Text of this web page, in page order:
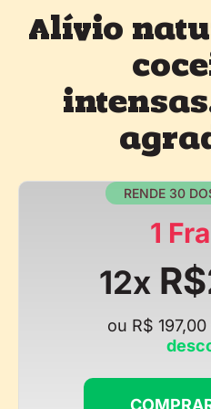
Alívio
RENDE 30
1
12x
ou R$